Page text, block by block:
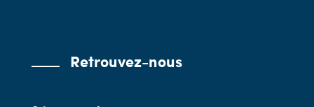
Retrouvez-nous